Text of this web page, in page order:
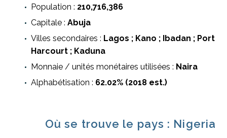
Population : 210,716,386
Capitale : Abuja
Villes secondaires : Lagos ; Kano ; Ibadan ; Port
Harcourt ; Kaduna
Monnaie / unités monétaires utilisées : Naira
Alphabétisation : 62.02% (2018 est.)
Où se trouve le pays : Nigeria